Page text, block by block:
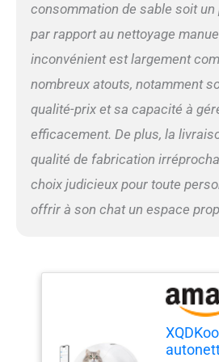
de
chatons
dispose
d’un
gravité et
anti-
garantir
chat
intelligent
téléphone
pouvez
fréquence
votre
consommation de sable soit un
par rapport au nettoyage
inconvénient est largement
nombreux atouts, notamment
qualité-prix et sa capacité à
efficacement. De plus, la
qualité de fabrication
choix judicieux pour toute
offrir à son chat un espace